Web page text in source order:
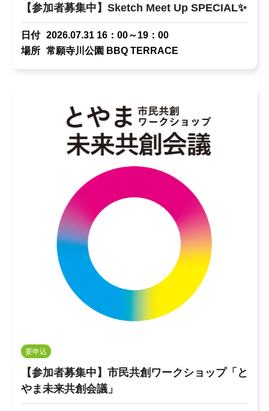
【参加者募集中】Sketch Meet Up SPECIAL✨
日付 2026.07.31 16：00～19：00
場所 常願寺川公園 BBQ TERRACE
要申込
【参加者募集中】市民共創ワークショップ「と
やま未来共創会議」